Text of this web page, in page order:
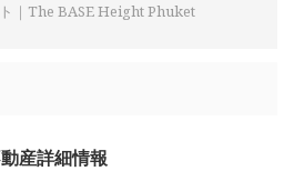
｜The BASE Height Phuket
産詳細情報